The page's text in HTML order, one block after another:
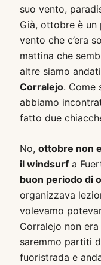
suo vento,
Già, ottobre è
vento che c’era
mattina che
altre siamo
Corralejo. Come
abbiamo
fatto due
No, ottobre non
il windsurfa
buon periodo di
organizzava
volevamo
Corralejo non
saremmo partiti
fuoristrada e